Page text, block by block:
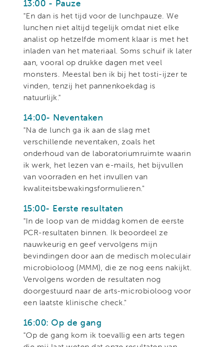
13:00 - Pauze
"En dan is het tijd voor de lunchpauze. We
lunchen niet altijd tegelijk omdat niet elke
analist op hetzelfde moment klaar is met het
inladen van het materiaal. Soms schuif ik later
aan, vooral op drukke dagen met veel
monsters. Meestal ben ik bij het tosti-ijzer te
vinden, tenzij het pannenkoekdag is
natuurlijk."
14:00- Neventaken
"Na de lunch ga ik aan de slag met
verschillende neventaken, zoals het
onderhoud van de laboratoriumruimte waarin
ik werk, het lezen van e-mails, het bijvullen
van voorraden en het invullen van
kwaliteitsbewakingsformulieren."
15:00- Eerste resultaten
"In de loop van de middag komen de eerste
PCR-resultaten binnen. Ik beoordeel ze
nauwkeurig en geef vervolgens mijn
bevindingen door aan de medisch moleculair
microbioloog (MMM), die ze nog eens nakijkt.
Vervolgens worden de resultaten nog
doorgestuurd naar de arts-microbioloog voor
een laatste klinische check."
16:00: Op de gang
"Op de gang kom ik toevallig een arts tegen